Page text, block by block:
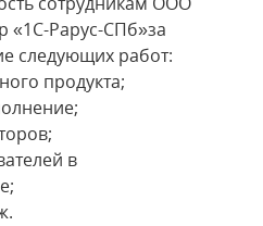
«1С-Рарус-СПб»за
следующих работ:
продукта;
в